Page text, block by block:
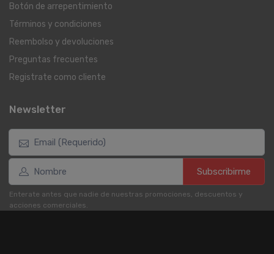
Botón de arrepentimiento
Términos y condiciones
Reembolso y devoluciones
Preguntas frecuentes
Registrate como cliente
Newsletter
Subscribirme
Enterate antes que nadie de nuestras promociones, descuentos y
acciones comerciales.